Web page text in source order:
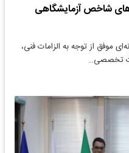
شاخص آزمایشگاهی
موفق از توجه به الزامات فنی،
تخصصی…